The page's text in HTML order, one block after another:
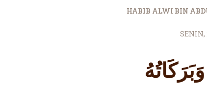
HABIB ALWI BIN
SENIN, 2